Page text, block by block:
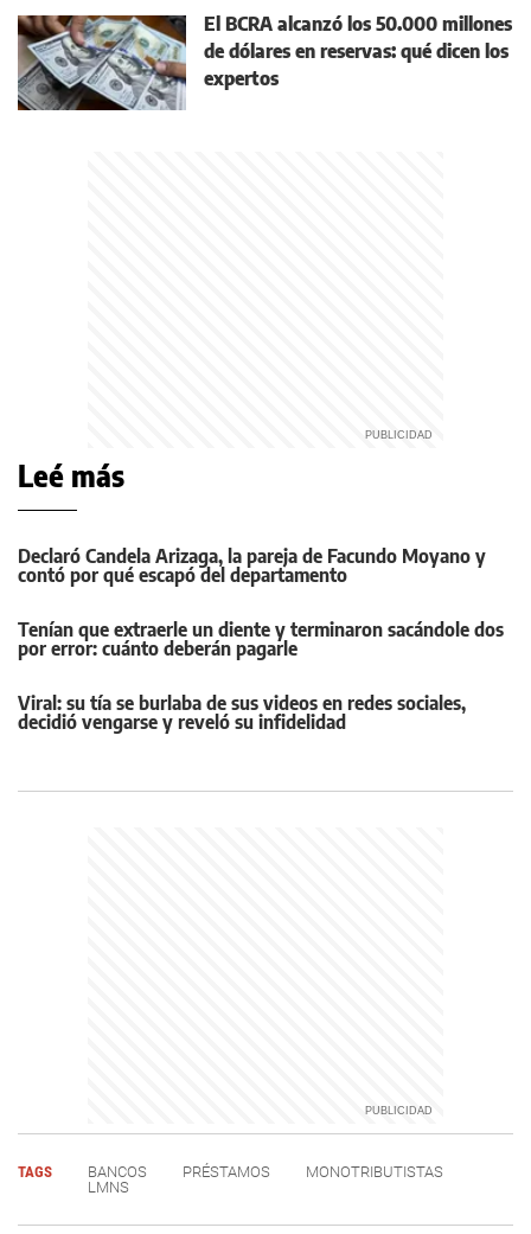
El BCRA alcanzó los 50.000 millones
de dólares en reservas: qué dicen los
expertos
Leé más
Declaró Candela Arizaga, la pareja de Facundo Moyano y
contó por qué escapó del departamento
Tenían que extraerle un diente y terminaron sacándole dos
por error: cuánto deberán pagarle
Viral: su tía se burlaba de sus videos en redes sociales,
decidió vengarse y reveló su infidelidad
TAGS BANCOS PRÉSTAMOS
MONOTRIBUTISTAS
LMNS